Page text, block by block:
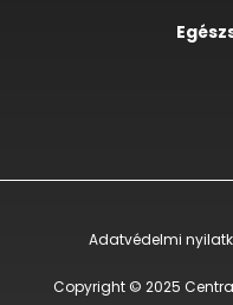
Adatvédelmi
Copyright © 2025